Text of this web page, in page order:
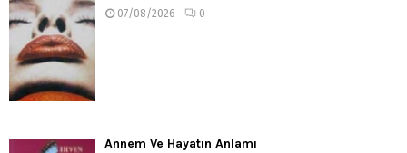
07/08/2026 0
Annem Ve Hayatın Anlamı